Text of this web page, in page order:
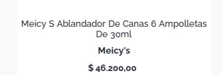
Meicy S Ablandador De Canas 6 Ampolletas
De 30ml
meicy's
$46.200,00